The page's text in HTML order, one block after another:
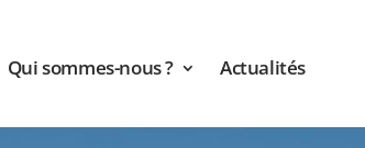
Qui sommes-nous ? Actualités